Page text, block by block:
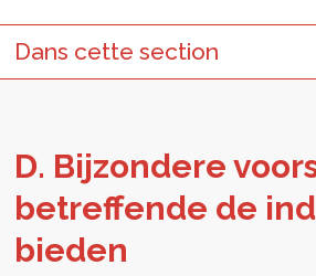
Dans cette section
D. Bij­zon­de­re
be­tref­fen­de de
bie­den